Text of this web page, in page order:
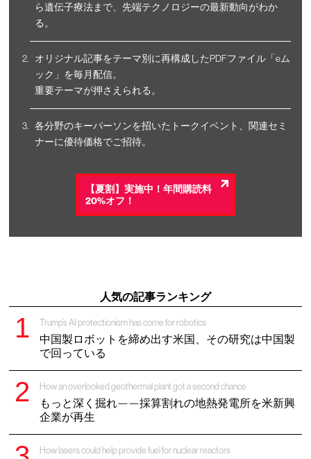
ら遺伝子療法まで、先端テクノロジーの最新動向がわか
る。
オリジナル記事をテーマ別に再構成したPDFファイル「eム
ック」を毎月配信。
重要テーマが押さえられる。
各分野のキーパーソンを招いたトークイベント、関連セミ
ナーに優待価格でご招待。
【夏割】実施中！年間購読料
20%オフ！
人気の記事ランキング
Trump’s AI protectionism has come for robotics
中国製ロボットを締め出す米国、その研究は中国製
で回っている
How an overlooked geothermal plant got a second chance
もっと深く掘れ——採算割れの地熱発電所を米新興
企業が再生
How lasers could help provide fuel for nuclear reactors